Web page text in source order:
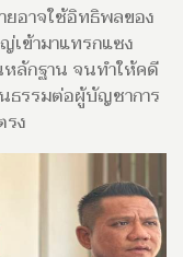
ยอาจใช้อิทธิพลของ
ข้ามาแทรกแซง
ลักฐาน จนทำให้คดี
ธรรมต่อผู้บัญชาการ
ง